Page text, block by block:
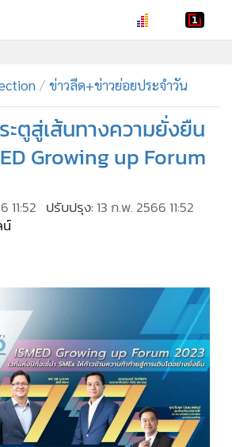
being
SD
ข่าวลีด+ข่าวย่อยประจำวัน
ะตูสู่เส้นทางความยั่งยืน
Growing up Forum
11:52 ปรับปรุง: 13 ก.พ. 2566 11:52
น์